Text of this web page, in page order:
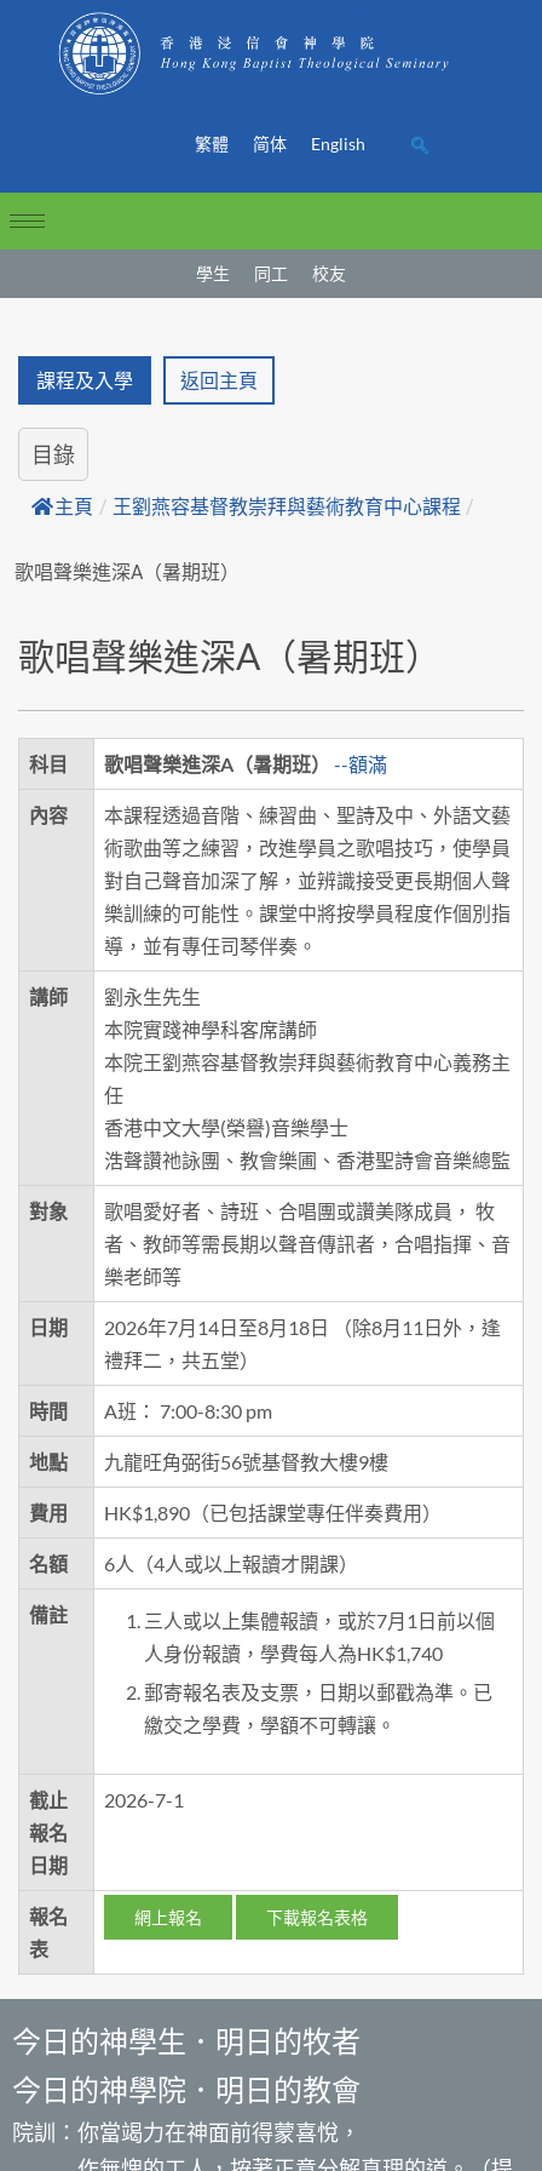
繁體 简体 English
學生 同工 校友
課程及入學 返回主頁
目錄
主頁 / 王劉燕容基督教崇拜與藝術教育中心課程 /
歌唱聲樂進深A（暑期班）
歌唱聲樂進深A（暑期班）
科目 歌唱聲樂進深A（暑期班） --額滿
內容
本課程透過音階、練習曲、聖詩及中、外語文藝
術歌曲等之練習，改進學員之歌唱技巧，使學員
對自己聲音加深了解，並辨識接受更長期個人聲
樂訓練的可能性。課堂中將按學員程度作個別指
導，並有專任司琴伴奏。
講師
劉永生先生
本院實踐神學科客席講師
本院王劉燕容基督教崇拜與藝術教育中心義務主
任
香港中文大學(榮譽)音樂學士
浩聲讚祂詠團、教會樂圃、香港聖詩會音樂總監
對象
歌唱愛好者、詩班、合唱團或讚美隊成員， 牧
者、教師等需長期以聲音傳訊者，合唱指揮、音
樂老師等
日期
2026年7月14日至8月18日 （除8月11日外，逢
禮拜二，共五堂）
時間 A班： 7:00-8:30 pm
地點 九龍旺角弼街56號基督教大樓9樓
費用 HK$1,890（已包括課堂專任伴奏費用）
名額 6人（4人或以上報讀才開課）
備註
三人或以上集體報讀，或於7月1日前以個
人身份報讀，學費每人為HK$1,740
郵寄報名表及支票，日期以郵戳為準。已
繳交之學費，學額不可轉讓。
截止
報名
日期
2026-7-1
報名
表
網上報名 下載報名表格
今日的神學生．明日的牧者
今日的神學院．明日的教會
院訓：你當竭力在神面前得蒙喜悅，